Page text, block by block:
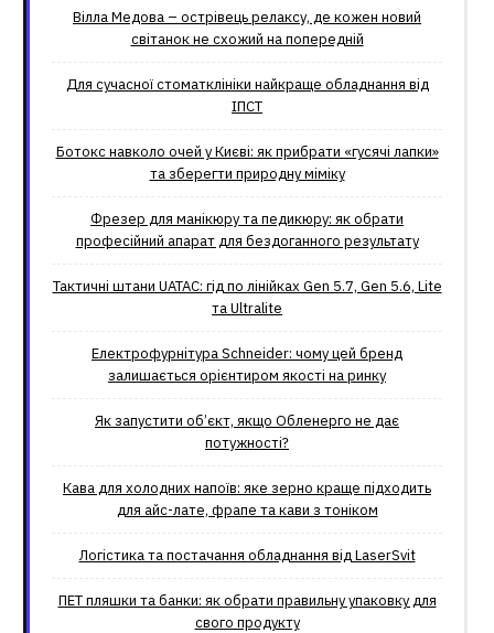
Вілла Медова – острівець релаксу, де кожен новий
світанок не схожий на попередній
Для сучасної стоматклініки найкраще обладнання від
ІПСТ
Ботокс навколо очей у Києві: як прибрати «гусячі лапки»
та зберегти природну міміку
Фрезер для манікюру та педикюру: як обрати
професійний апарат для бездоганного результату
Тактичні штани UATAC: гід по лінійках Gen 5.7, Gen 5.6, Lite
та Ultralite
Електрофурнітура Schneider: чому цей бренд
залишається орієнтиром якості на ринку
Як запустити об’єкт, якщо Обленерго не дає
потужності?
Кава для холодних напоїв: яке зерно краще підходить
для айс-лате, фрапе та кави з тоніком
Логістика та постачання обладнання від LaserSvit
ПЕТ пляшки та банки: як обрати правильну упаковку для
свого продукту